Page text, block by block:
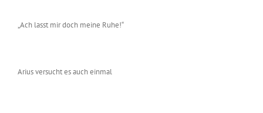
„Ach lasst mir doch meine Ruhe!“
Arius versucht es auch einmal